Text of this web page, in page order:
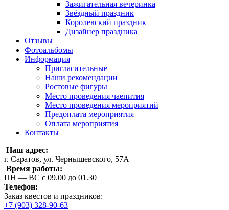
Зажигательная вечеринка
Звёздный праздник
Королевский праздник
Дизайнер праздника
Отзывы
Фотоальбомы
Информация
Пригласительные
Наши рекомендации
Ростовые фигуры
Место проведения чаепития
Место проведения мероприятий
Предоплата мероприятия
Оплата мероприятия
Контакты
Наш адрес:
г. Саратов, ул. Чернышевского, 57А
Время работы:
ПН — ВС с 09.00 до 01.30
Телефон:
Заказ квестов и праздников:
+7 (903) 328-90-63